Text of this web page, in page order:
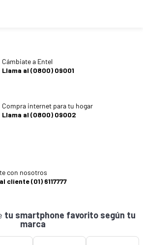
Cámbiate a Entel
Llama al (0800) 09001
Compra internet para tu hogar
Llama al (0800) 09002
con nosotros
cliente (01) 6117777
tu smartphone favorito según tu
marca